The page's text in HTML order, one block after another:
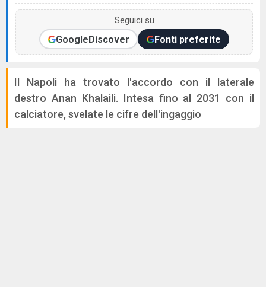
Seguici su
GoogleDiscover Fonti preferite
Il Napoli ha trovato l'accordo con il laterale
destro Anan Khalaili. Intesa fino al 2031 con il
calciatore, svelate le cifre dell'ingaggio